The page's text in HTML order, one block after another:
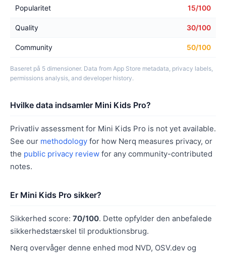
Popularitet 15/100
Quality 30/100
Community 50/100
Baseret på 5 dimensioner. Data from App Store metadata, privacy labels,
permissions analysis, and developer history.
Hvilke data indsamler Mini Kids Pro?
Privatliv assessment for Mini Kids Pro is not yet available.
See our methodology for how Nerq measures privacy, or
the public privacy review for any community-contributed
notes.
Er Mini Kids Pro sikker?
Sikkerhed score: 70/100. Dette opfylder den anbefalede
sikkerhedstærskel til produktionsbrug.
Nerq overvåger denne enhed mod NVD, OSV.dev og